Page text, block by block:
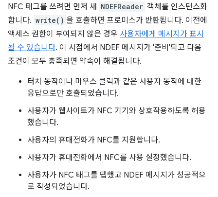
NFC 태그를 쓰려면 먼저 새 NDEFReader 객체를 인스턴스화
합니다. write() 을 호출하면 프로미스가 반환됩니다. 이전에
액세스 권한이 부여되지 않은 경우 사용자에게 메시지가 표시
될 수 있습니다. 이 시점에서 NDEF 메시지가 '준비'되고 다음
조건이 모두 충족되면 약속이 해결됩니다.
터치 동작이나 마우스 클릭과 같은 사용자 동작에 대한
응답으로만 호출되었습니다.
사용자가 웹사이트가 NFC 기기와 상호작용하도록 허용
했습니다.
사용자의 휴대전화가 NFC를 지원합니다.
사용자가 휴대전화에서 NFC를 사용 설정했습니다.
사용자가 NFC 태그를 탭했고 NDEF 메시지가 성공적으
로 작성되었습니다.